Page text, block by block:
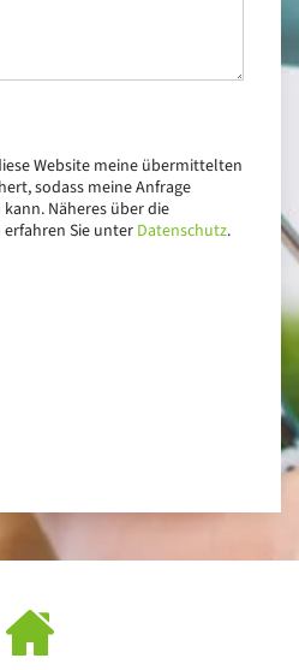
Website meine übermittelten
sodass meine Anfrage
Näheres über die
Sie unter Datenschutz.